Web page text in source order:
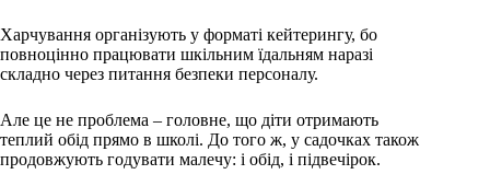
Харчування організують у форматі кейтерингу, бо
повноцінно працювати шкільним їдальням наразі
складно через питання безпеки персоналу.
Але це не проблема – головне, що діти отримають
теплий обід прямо в школі. До того ж, у садочках також
продовжують годувати малечу: і обід, і підвечірок.